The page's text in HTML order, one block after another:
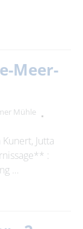
Meer-
Mühle
Jutta
:
…